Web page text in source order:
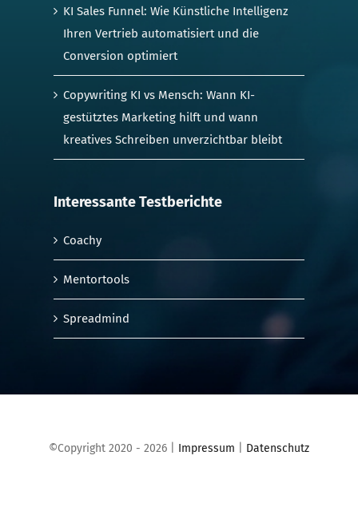
KI Sales Funnel: Wie Künstliche Intelligenz
Ihren Vertrieb automatisiert und die
Conversion optimiert
Copywriting KI vs Mensch: Wann KI-
gestütztes Marketing hilft und wann
kreatives Schreiben unverzichtbar bleibt
Interessante Testberichte
Coachy
Mentortools
Spreadmind
©Copyright 2020 - 2026 | Impressum Datenschutz